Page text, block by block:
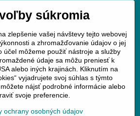
súkromia
zlepšenie vašej návštevy tejto webovej
a zhromažďovanie údajov o jej
účel môžeme použiť nástroje a služby
údaje sa môžu preniesť k
alebo iných krajinách. Kliknutím na
vyjadrujete svoj súhlas s týmto
nájsť podrobné informácie alebo
svoje preferencie.
ochrany osobných údajov